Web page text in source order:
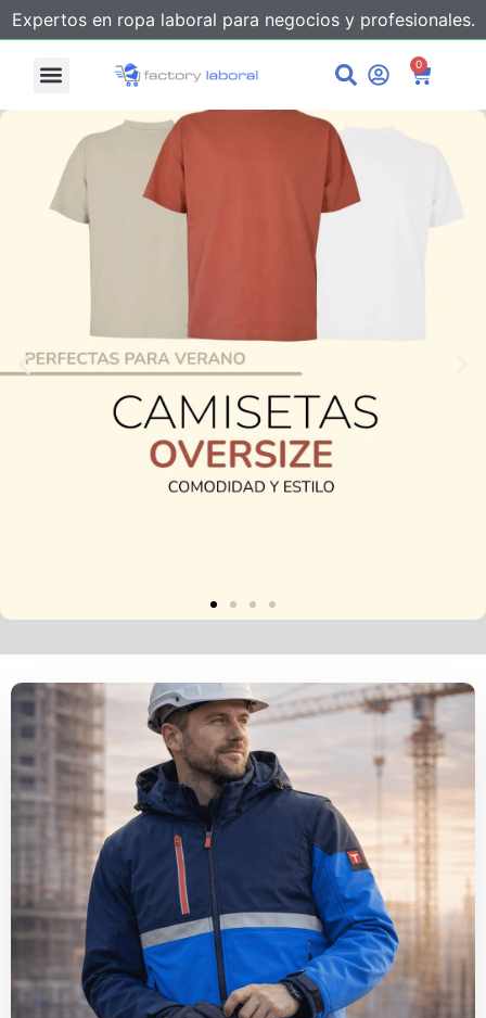
Expertos en ropa laboral para negocios y profesionales.
0